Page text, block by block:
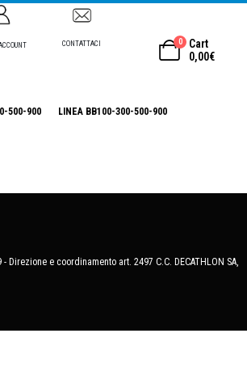
CONTATTACI 0
Cart
0,00€
500-900 LINEA BB100-300-500-900
Direzione e coordinamento art. 2497 C.C. DECATHLON SA,